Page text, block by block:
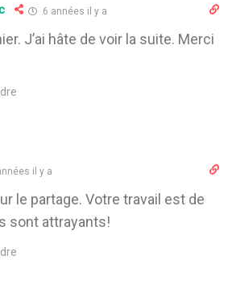
6 années il y a
J’ai hâte de voir la suite. Merci
il y a
le partage. Votre travail est de
sont attrayants!